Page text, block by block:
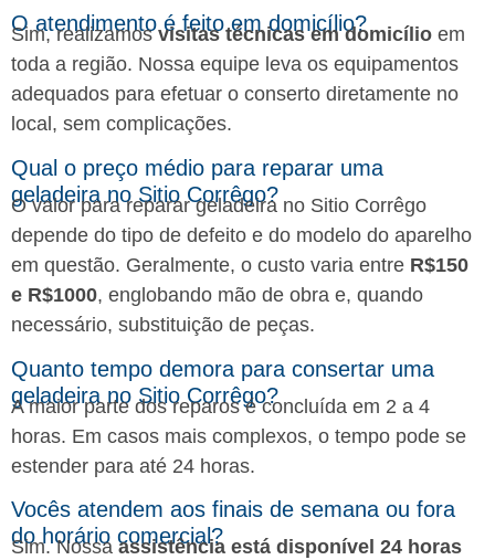
O atendimento é feito em domicílio?
Sim, realizamosvisitas técnicas em domicílio em
toda a região. Nossa equipe leva os equipamentos
adequados para efetuar o conserto diretamente no
local, sem complicações.
Qual o preço médio para reparar uma
geladeira no Sitio Corrêgo?
O valor para reparar geladeira no Sitio Corrêgo
depende do tipo de defeito e do modelo do aparelho
em questão. Geralmente, o custo varia entre R$150
e R$1000, englobando mão de obra e, quando
necessário, substituição de peças.
Quanto tempo demora para consertar uma
geladeira no Sitio Corrêgo?
A maior parte dos reparos é concluída em 2 a 4
horas. Em casos mais complexos, o tempo pode se
estender para até 24 horas.
Vocês atendem aos finais de semana ou fora
do horário comercial?
Sim. Nossa assistência está disponível 24 horas